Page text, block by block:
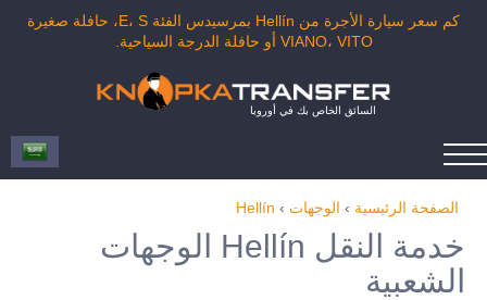
كم سعر سيارة الأجرة من Hellín بمرسيدس الفئة E، S، حافلة صغيرة
VIANO، VITO أو حافلة الدرجة السياحية.
السائق الخاص بك في أوروبا
الصفحة الرئيسية › الوجهات ›
Hellín
خدمة النقل Hellín الوجهات
الشعبية